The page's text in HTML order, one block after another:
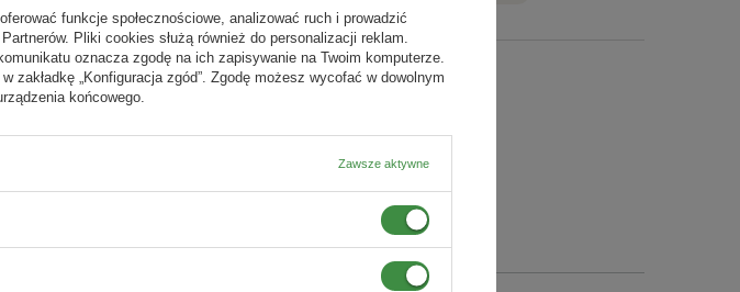
klientów
funkcje społecznościowe, analizować ruch i prowadzić
Pliki cookies służą również do personalizacji reklam.
oznacza zgodę na ich zapisywanie na Twoim komputerze.
„Konfiguracja zgód”. Zgodę możesz wycofać w dowolnym
końcowego.
Zawsze aktywne